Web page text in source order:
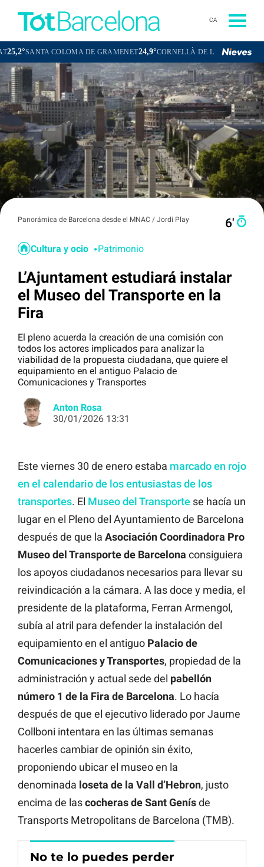
CA
COLOMA DE GRAMENET24,9°CORNELLÀ DE LLOBREGAT 23,6°SANT
Panorámica de Barcelona desde el MNAC / Jordi Play 6′
Cultura y ocio Patrimonio
L’Ajuntament estudiará instalar
el Museo del Transporte en la
Fira
El pleno acuerda la creación de una comisión con
todos los actores implicados para analizar la
viabilidad de la propuesta ciudadana, que quiere el
equipamiento en el antiguo Palacio de
Comunicaciones y Transportes
Anton Rosa
30/01/2026 13:31
Este viernes 30 de enero estaba marcado en rojo
en el calendario de los entusiastas de los
transportes. El Museo del Transporte se hacía un
lugar en el Pleno del Ayuntamiento de Barcelona
después de que la Asociación Coordinadora Pro
Museo del Transporte de Barcelona consiguiera
los apoyos ciudadanos necesarios para llevar su
reivindicación a la cámara. A las doce y media, el
presidente de la plataforma, Ferran Armengol,
subía al atril para defender la instalación del
equipamiento en el antiguo Palacio de
Comunicaciones y Transportes, propiedad de la
administración y actual sede del pabellón
número 1 de la Fira de Barcelona. Lo hacía
después de que el ejecutivo liderado por Jaume
Collboni intentara en las últimas semanas
hacerles cambiar de opinión sin éxito,
proponiendo ubicar el museo en la
denominada loseta de la Vall d’Hebron, justo
encima de lascocheras de Sant Genísde
Transports Metropolitans de Barcelona (TMB).
No te lo puedes perder